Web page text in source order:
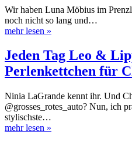
Wir haben Luna Möbius im
noch nicht so lang und…
mehr lesen »
Jeden Tag Leo &
Perlenkettchen für
Ninia LaGrande kennt ihr. Und
@grosses_rotes_auto? Nun, ich
stylischste…
mehr lesen »